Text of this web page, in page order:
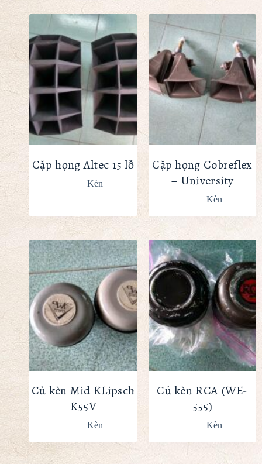
Cặp họng Altec 15 lỗ
Kèn
Cặp họng Cobreflex
– University
Kèn
Củ kèn Mid KLipsch
K55V
Kèn
Củ kèn RCA (WE-
555)
Kèn